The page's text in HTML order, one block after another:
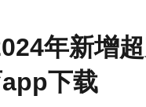
年新增
下载